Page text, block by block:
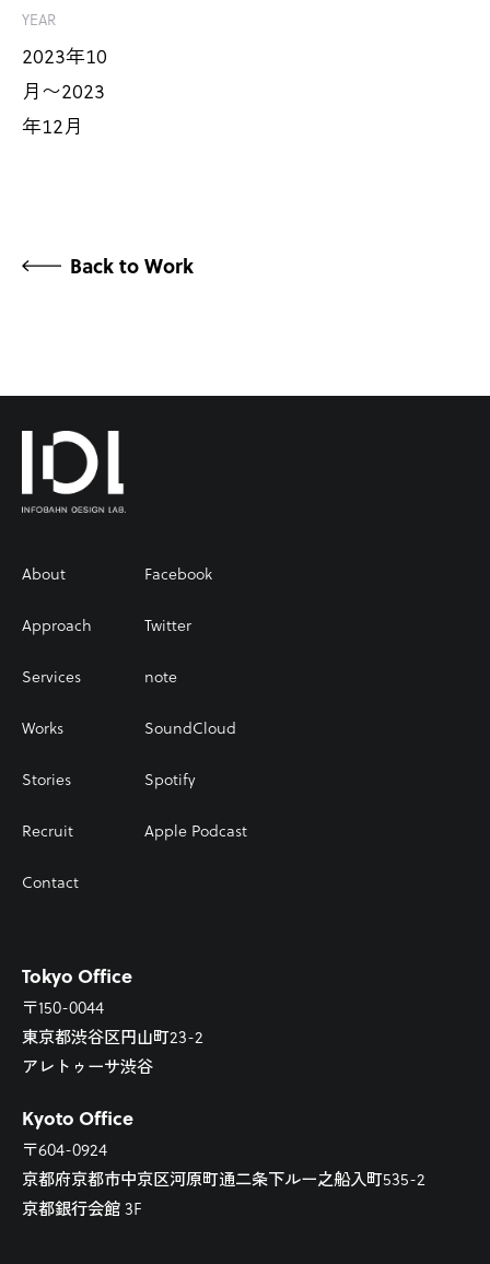
YEAR
2023年10
月〜2023
年12月
Back to Work
About
Approach
Services
Works
Stories
Recruit
Contact
Facebook
Twitter
note
SoundCloud
Spotify
Apple Podcast
Tokyo Office
〒150-0044
東京都渋谷区円山町23-2
アレトゥーサ渋谷
Kyoto Office
〒604-0924
京都府京都市中京区河原町通二条下ルー之船入町535-2
京都銀行会館 3F